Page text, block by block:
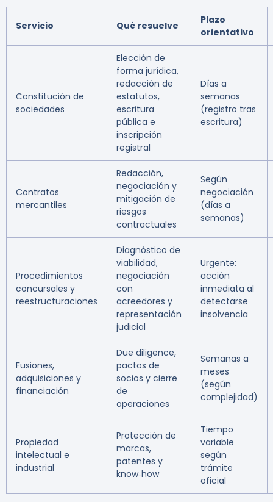
Servicio Qué resuelve
Plazo
orientativo
Constitución de
sociedades
Elección de
forma jurídica,
redacción de
estatutos,
escritura
pública e
inscripción
registral
Días a
semanas
(registro tras
escritura)
Contratos
mercantiles
Redacción,
negociación y
mitigación de
riesgos
contractuales
Según
negociación
(días a
semanas)
Procedimientos
concursales y
reestructuraciones
Diagnóstico de
viabilidad,
negociación
con
acreedores y
representación
judicial
Urgente:
acción
inmediata al
detectarse
insolvencia
Fusiones,
adquisiciones y
financiación
Due diligence,
pactos de
socios y cierre
de
operaciones
Semanas a
meses
(según
complejidad)
Propiedad
intelectual e
industrial
Protección de
marcas,
patentes y
know‑how
Tiempo
variable
según
trámite
oficial